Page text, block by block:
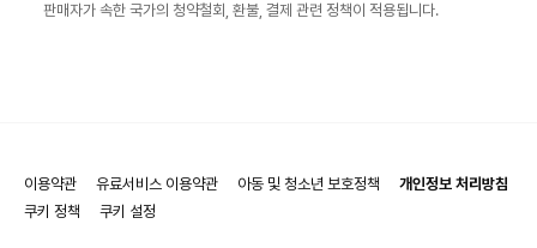
판매자가 속한 국가의 청약철회, 환불, 결제 관련 정책이 적용됩니다.
이용약관 유료서비스 이용약관 아동 및 청소년 보호정책
개인정보 처리방침
쿠키 정책
쿠키 설정